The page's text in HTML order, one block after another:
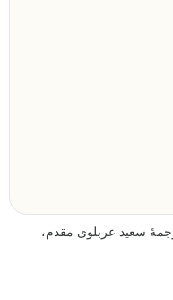
سعید عربلوی مقدم،